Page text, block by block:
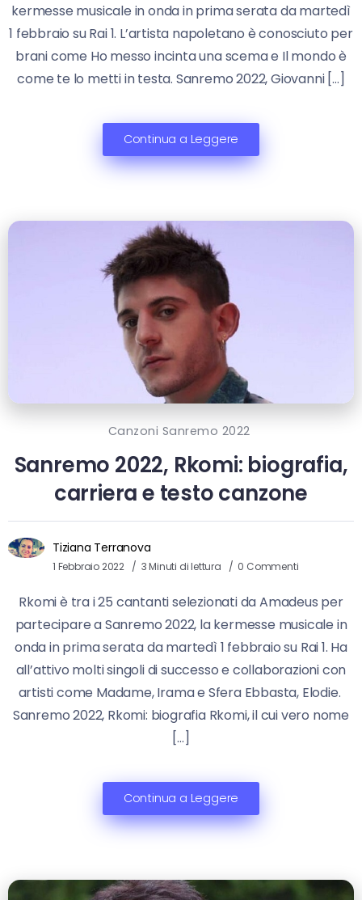
kermesse musicale in onda in prima serata da martedì
1 febbraio su Rai 1. L’artista napoletano è conosciuto per
brani come Ho messo incinta una scema e Il mondo è
come te lo metti in testa. Sanremo 2022, Giovanni […]
Continua a Leggere
Canzoni Sanremo 2022
Sanremo 2022, Rkomi: biografia,
carriera e testo canzone
Tiziana Terranova
1 Febbraio 2022 3 Minuti di lettura 0 Commenti
Rkomi è tra i 25 cantanti selezionati da Amadeus per
partecipare a Sanremo 2022, la kermesse musicale in
onda in prima serata da martedì 1 febbraio su Rai 1. Ha
all’attivo molti singoli di successo e collaborazioni con
artisti come Madame, Irama e Sfera Ebbasta, Elodie.
Sanremo 2022, Rkomi: biografia Rkomi, il cui vero nome
[…]
Continua a Leggere